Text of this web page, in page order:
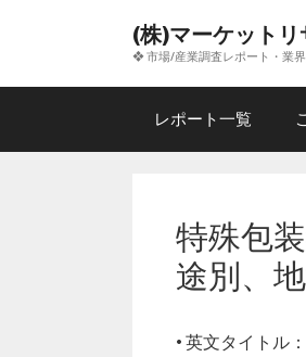
ン
(株)マーケット
❖ 市場/産業調査レポート・業
レポート一覧
特殊包
途別、
• 英文タイトル：